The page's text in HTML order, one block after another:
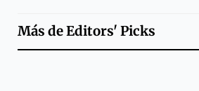
Más deEditors' Picks